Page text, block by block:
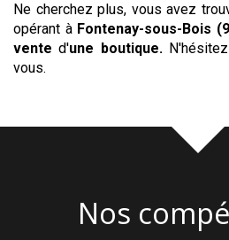
Ne cherchez plus, vous avez
opérant à Fontenay-sous-Bois
vente d'une boutique.
vous.
Nos